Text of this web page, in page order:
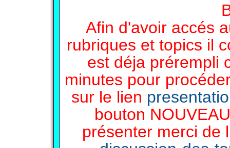
Afin d'avoir accés
rubriques et topics il
est déja prérempli
minutes pour
sur le lien
bouton
présenter merci de